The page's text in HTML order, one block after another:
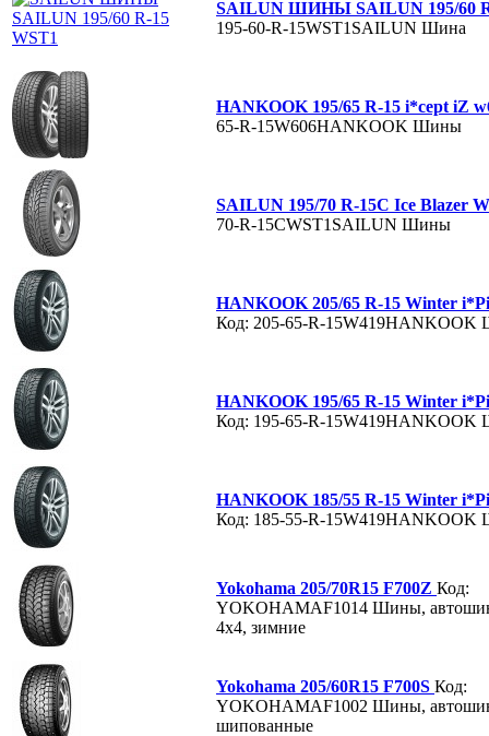
SAILUN ШИНЫ SAILUN 195/60
195-60-R-15WST1SAILUN Шина
HANKOOK 195/65 R-15 i*cept iZ
65-R-15W606HANKOOK Шины
SAILUN 195/70 R-15C Ice Blazer
70-R-15CWST1SAILUN Шины
HANKOOK 205/65 R-15 Winter
Код: 205-65-R-15W419HANKOOK
HANKOOK 195/65 R-15 Winter
Код: 195-65-R-15W419HANKOOK
HANKOOK 185/55 R-15 Winter
Код: 185-55-R-15W419HANKOOK
Yokohama 205/70R15 F700Z Код:
YOKOHAMAF1014 Шины,
4х4, зимние
Yokohama 205/60R15 F700S Код:
YOKOHAMAF1002 Шины,
шипованные